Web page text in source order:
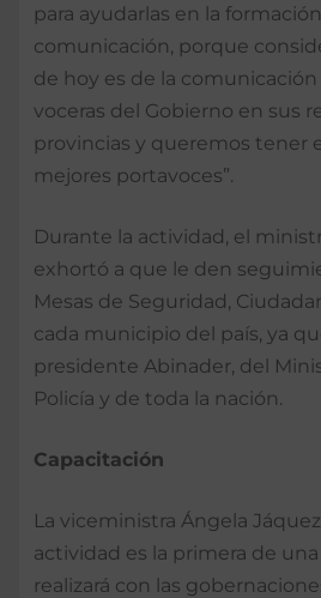
para ayudarlas en la
comunicación, porque
de hoy es de la
voceras del Gobierno en sus
provincias y queremos tener
mejores portavoces”.
Durante la actividad, el
exhortó a que le den
Mesas de Seguridad,
cada municipio del país, ya
presidente Abinader, del
Policía y de toda la nación.
Capacitación
La viceministra Ángela
actividad es la primera de
realizará con las